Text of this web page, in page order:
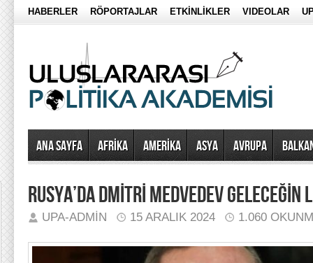
HABERLER RÖPORTAJLAR ETKİNLİKLER VIDEOLAR
Ana Sayfa AFRİKA AMERİKA ASYA AVRUPA
RUSYA’DA DMİTRİ MEDVEDEV
UPA-ADMIN 15 ARALIK 2024 1.060